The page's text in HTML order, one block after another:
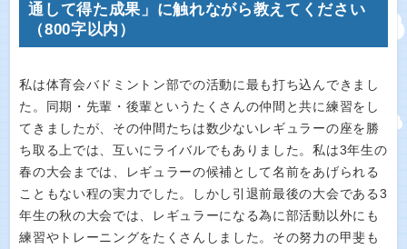
通して得た成果」に触れながら教えてください
（800字以内）
私は体育会バドミントン部での活動に最も打ち込んできまし
た。同期・先輩・後輩というたくさんの仲間と共に練習をし
てきましたが、その仲間たちは数少ないレギュラーの座を勝
ち取る上では、互いにライバルでもありました。私は3年生の
春の大会までは、レギュラーの候補として名前をあげられる
こともない程の実力でした。しかし引退前最後の大会である3
年生の秋の大会では、レギュラーになる為に部活動以外にも
練習やトレーニングをたくさんしました。その努力の甲斐も